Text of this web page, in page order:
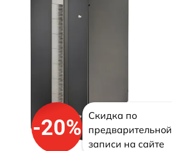
-20%
Скидка по
предварительной
записи на сайте